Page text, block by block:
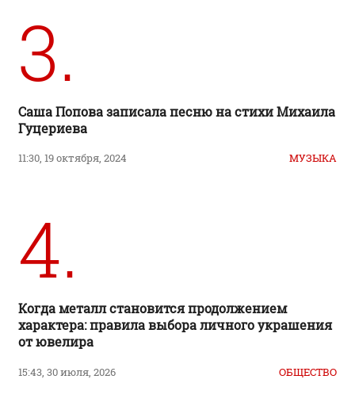
3.
Саша Попова записала песню на стихи Михаила
Гуцериева
11:30, 19 октября, 2024 МУЗЫКА
4.
Когда металл становится продолжением
характера: правила выбора личного украшения
от ювелира
15:43, 30 июля, 2026 ОБЩЕСТВО